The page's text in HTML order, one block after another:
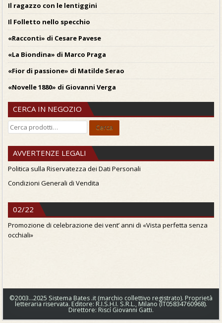
Il ragazzo con le lentiggini
Il Folletto nello specchio
«Racconti» di Cesare Pavese
«La Biondina» di Marco Praga
«Fior di passione» di Matilde Serao
«Novelle 1880» di Giovanni Verga
CERCA IN NEGOZIO
Cerca: Cerca
AVVERTENZE LEGALI
Politica sulla Riservatezza dei Dati Personali
Condizioni Generali di Vendita
02/22
Promozione di celebrazione dei vent’ anni di «Vista perfetta senza
occhiali»
©2003…2025 Sistema Bates .it (marchio collettivo registrato). Proprietà
letteraria riservata. Editore: R.I.S.H.I. S.R.L., Milano (IT05834760968).
Direttore: Riscí Giovanni Gatti.